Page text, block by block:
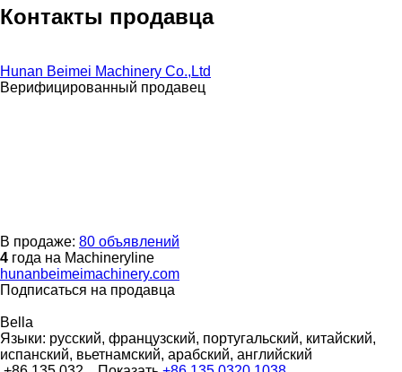
Контакты продавца
Hunan Beimei Machinery Co.,Ltd
Верифицированный продавец
В продаже: 80 объявлений
4 года на Machineryline
hunanbeimeimachinery.com
Подписаться на продавца
Bella
Языки: русский, французский, португальский, китайский,
испанский, вьетнамский, арабский, английский